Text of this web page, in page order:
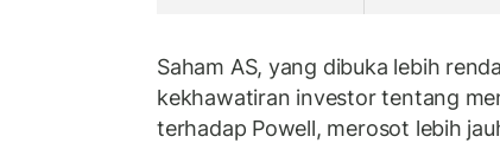
Saham AS, yang dibuka lebih
kekhawatiran investor tentang
terhadap Powell, merosot lebih